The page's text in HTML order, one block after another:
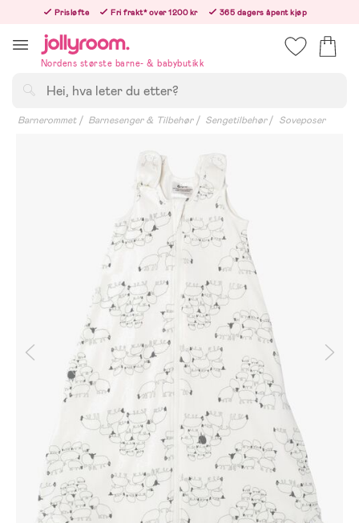
innehållet
Prisløfte Fri frakt* over 1200 kr
365 dagers åpent kjøp
Nordens største barne- & babybutikk
Barnerommet Barnesenger & Tilbehør Sengetilbehør Soveposer